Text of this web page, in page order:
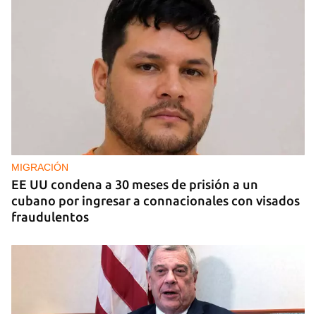
EE UU duplica sus ventas de combustible al
sector privado cubano
MIGRACIÓN
EE UU condena a 30 meses de prisión a un
cubano por ingresar a connacionales con visados
fraudulentos